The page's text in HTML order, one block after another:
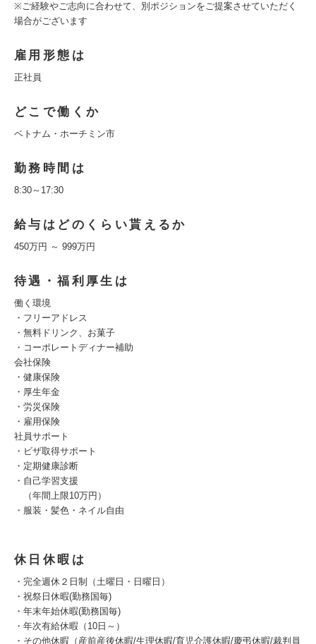
※ご経験やご志向に合わせて、別ポジションをご提案させていただく
場合がございます
雇用形態は
正社員
どこで働くか
ベトナム・ホーチミン市
勤務時間は
8:30～17:30
給与はどのくらい貰えるか
450万円 ～ 999万円
待遇・福利厚生は
働く環境
・フリーアドレス
・無料ドリンク、お菓子
・コーポレートディナー補助
会社保険
・健康保険
・厚生年金
・労災保険
・雇用保険
社員サポート
・ビザ取得サポート
・定期健康診断
・自己学習支援
（年間上限10万円）
・服装・髪色・ネイル自由
休日休暇は
・完全週休２日制（土曜日・日曜日）
・祝祭日休暇(勤務国毎)
・年末年始休暇(勤務国毎)
・年次有給休暇（10日～）
・その他休暇（産前産後休暇/生理休暇/育児介護休暇/慶弔休暇/裁判員